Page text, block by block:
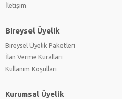
İletişim
Bireysel Üyelik
Bireysel Üyelik Paketleri
İlan Verme Kuralları
Kullanım Koşulları
Kurumsal Üyelik